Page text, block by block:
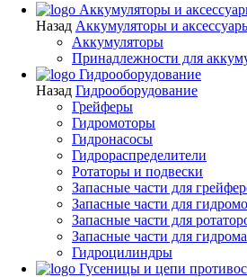
Аккумуляторы и
Назад Аккумуляторы и
Аккумуляторы
Принадлежности для
Гидрооборудование
Назад Гидрооборудование
Грейферы
Гидромоторы
Гидронасосы
Гидрораспределители
Ротаторы и подвески
Запасные части для
Запасные части для
Запасные части для
Запасные части для
Гидроцилиндры
Гусеницы и цепи